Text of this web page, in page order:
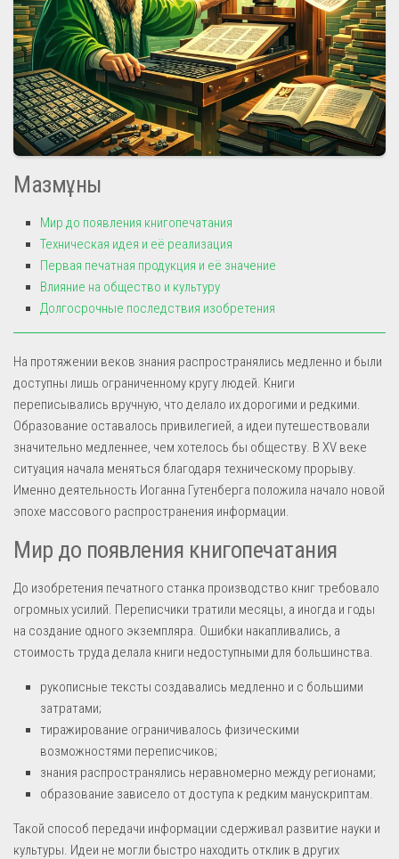
Мазмұны
Мир до появления книгопечатания
Техническая идея и её реализация
Первая печатная продукция и её значение
Влияние на общество и культуру
Долгосрочные последствия изобретения
На протяжении веков знания распространялись медленно и были
доступны лишь ограниченному кругу людей. Книги
переписывались вручную, что делало их дорогими и редкими.
Образование оставалось привилегией, а идеи путешествовали
значительно медленнее, чем хотелось бы обществу. В XV веке
ситуация начала меняться благодаря техническому прорыву.
Именно деятельность Иоганна Гутенберга положила начало новой
эпохе массового распространения информации.
Мир до появления книгопечатания
До изобретения печатного станка производство книг требовало
огромных усилий. Переписчики тратили месяцы, а иногда и годы
на создание одного экземпляра. Ошибки накапливались, а
стоимость труда делала книги недоступными для большинства.
рукописные тексты создавались медленно и с большими
затратами;
тиражирование ограничивалось физическими
возможностями переписчиков;
знания распространялись неравномерно между регионами;
образование зависело от доступа к редким манускриптам.
Такой способ передачи информации сдерживал развитие науки и
культуры. Идеи не могли быстро находить отклик в других